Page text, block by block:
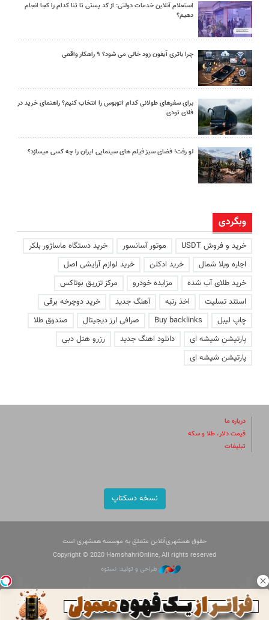
استعلام آنلاین خدمات دولتی: از کد پستی تا ثنا کدام را کجا انجام
دهیم؟
چرا باتری آیفون زود خالی می شود؟ ۹ راهکار واقعی
برای سفرهای طولانی کدام اتوبوس را انتخاب کنیم؟ راهنمای خرید در
فلای تودی
لو رفت! فضای سبز فیلم های سینمایی ایران را چه کسی میسازد؟
وبگردی
خرید و فروش USDT موتور آسانسور
خرید دستگاه ماساژور بلکر
اجاره ویلا شمال
خرید ادکلن
خرید لوازم آرایشی اصل
خرید طلای آب شده
مزایده خودرو
مرکز تزریق بوتاکس
استند تسلیت
اخذ رتبه آهنگ جدید
خرید دوچرخه برقی
چاپ لیبل
Buy backlinks صرافی ارز دیجیتال
صندوق طلا
پارتیشن شیشه ای
دانلود اهنگ جدید
رزرو هتل دبی
پارتیشن شیشه ای
درباره ما
قیمت دلار، طلا و سکه
تبلیغات
نسخه دسکتاپ
حقوق همشهری‌آنلاین متعلق به موسسه همشهری است
Copyright © 2020 HamshahriOnline, All rights reserved
طراحی و تولید: نستوه